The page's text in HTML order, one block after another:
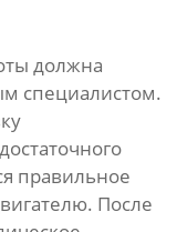
должна
специалистом.
правильное
После